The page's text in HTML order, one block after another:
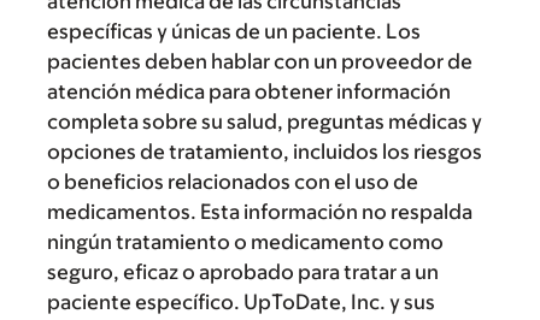
específicas y únicas de un paciente. Los
pacientes deben hablar con un proveedor de
atención médica para obtener información
completa sobre su salud, preguntas médicas y
opciones de tratamiento, incluidos los riesgos
o beneficios relacionados con el uso de
medicamentos. Esta información no respalda
ningún tratamiento o medicamento como
seguro, eficaz o aprobado para tratar a un
paciente específico. UpToDate, Inc. y sus